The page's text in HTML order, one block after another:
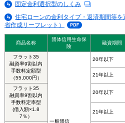
固定金利選択型のしくみ
住宅ローンの金利タイプ・返済期間等
省作成リーフレット）
商品名称
団体信用生命保
険
融資期間
フラット35
融資率9割以内
手数料定額型
（55,000円）
一般団信
20年以下
21年以上
フラット35
融資率9割以内
手数料定率型
(借入額×1.8
7％）
20年以下
21年以上